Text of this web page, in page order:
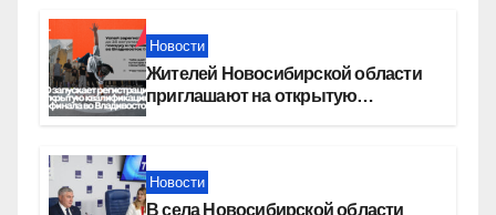
Новости
Жителей Новосибирской области
приглашают на открытую
Новости
В села Новосибирской области